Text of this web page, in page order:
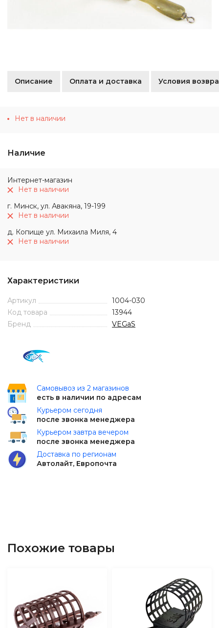
Описание Оплата и доставка Условия
Нет в наличии
Наличие
Интернет-магазин
Нет в наличии
г. Минск, ул. Авакяна, 19-199
Нет в наличии
д. Копище ул. Михаила Миля, 4
Нет в наличии
Характеристики
Артикул
1004-030
Код товара
13944
Бренд
VEGaS
Самовывоз из 2 магазинов
есть в наличии по адресам
Курьером сегодня
после звонка менеджера
Курьером завтра вечером
после звонка менеджера
Доставка по регионам
Автолайт, Европочта
Похожие товары